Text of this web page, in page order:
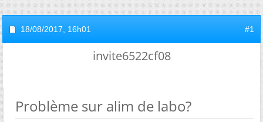
18/08/2017, 16h01 #1
invite6522cf08
Problème sur alim de labo?